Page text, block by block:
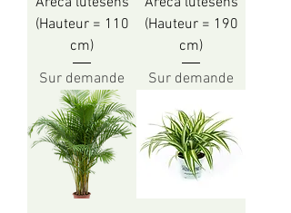
(Hauteur = 110
cm)
Sur demande
(Hauteur = 190
cm)
Sur demande